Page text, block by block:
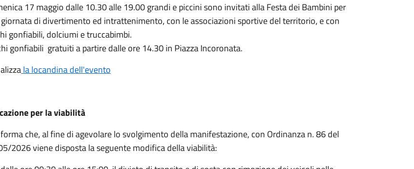
17 maggio dalle 10.30 alle 19.00 grandi e piccini sono invitati alla Festa dei Bambini per
di divertimento ed intrattenimento, con le associazioni sportive del territorio, e con
gonfiabili, dolciumi e truccabimbi.
gonfiabili gratuiti a partire dalle ore 14.30 in Piazza Incoronata.
la locandina dell'evento
per la viabilità
che, al fine di agevolare lo svolgimento della manifestazione, con Ordinanza n. 86 del
2026 viene disposta la seguente modifica della viabilità: